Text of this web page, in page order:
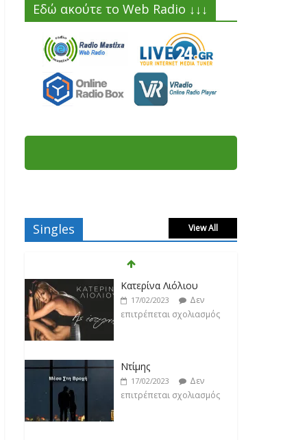
Εδώ ακούτε το Web Radio ↓↓↓
Singles View All
Κατερίνα Λιόλιου
17/02/2023
Δεν
επιτρέπεται σχολιασμός
Ντίμης
17/02/2023
Δεν
επιτρέπεται σχολιασμός